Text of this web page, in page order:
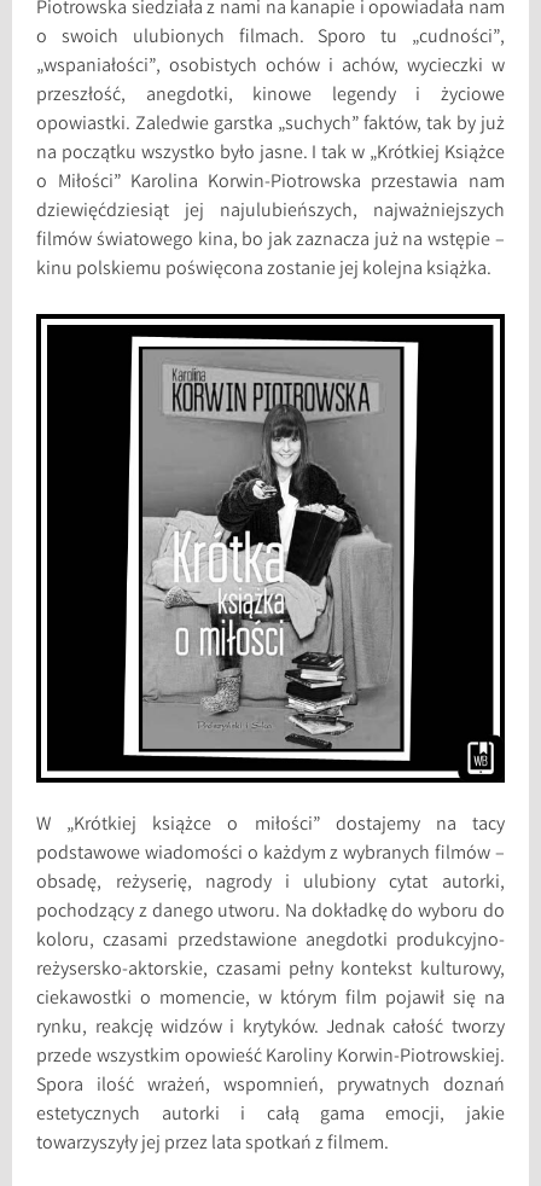
Piotrowska siedziała z nami na kanapie i opowiadała nam
o swoich ulubionych filmach. Sporo tu „cudności”,
„wspaniałości”, osobistych ochów i achów, wycieczki w
przeszłość, anegdotki, kinowe legendy i życiowe
opowiastki. Zaledwie garstka „suchych” faktów, tak by już
na początku wszystko było jasne. I tak w „Krótkiej Książce
o Miłości” Karolina Korwin-Piotrowska przestawia nam
dziewięćdziesiąt jej najulubieńszych, najważniejszych
filmów światowego kina, bo jak zaznacza już na wstępie –
kinu polskiemu poświęcona zostanie jej kolejna książka.
W „Krótkiej książce o miłości” dostajemy na tacy
podstawowe wiadomości o każdym z wybranych filmów –
obsadę, reżyserię, nagrody i ulubiony cytat autorki,
pochodzący z danego utworu. Na dokładkę do wyboru do
koloru, czasami przedstawione anegdotki produkcyjno-
reżysersko-aktorskie, czasami pełny kontekst kulturowy,
ciekawostki o momencie, w którym film pojawił się na
rynku, reakcję widzów i krytyków. Jednak całość tworzy
przede wszystkim opowieść Karoliny Korwin-Piotrowskiej.
Spora ilość wrażeń, wspomnień, prywatnych doznań
estetycznych autorki i całą gama emocji, jakie
towarzyszyły jej przez lata spotkań z filmem.